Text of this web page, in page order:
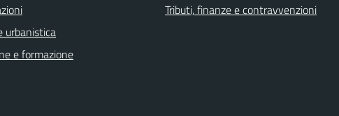
urbanistica
e formazione
Tributi, finanze e contravvenzioni